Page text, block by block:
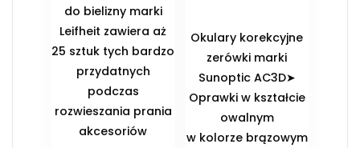
do bielizny marki
Leifheit zawiera aż
25 sztuk tych bardzo
przydatnych
podczas
rozwieszania prania
akcesoriów
Okulary korekcyjne
zerówki marki
Sunoptic AC3D➤
Oprawki w kształcie
owalnym
w kolorze brązowym